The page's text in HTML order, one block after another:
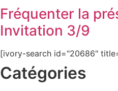
Fréquenter la
Invitation 3/9
[ivory-search id="20686"
Catégories